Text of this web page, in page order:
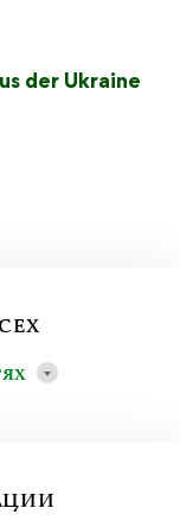
der Ukraine